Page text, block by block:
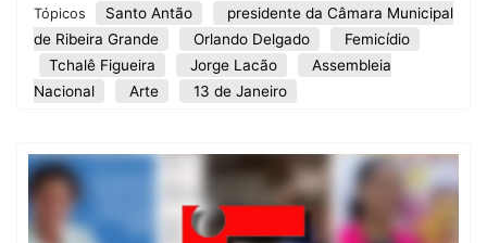
Tópicos Santo Antão
presidente da Câmara Municipal
de Ribeira Grande
Orlando Delgado
Femicídio
Tchalê Figueira
Jorge Lacão
Assembleia
Nacional
Arte 13 de Janeiro